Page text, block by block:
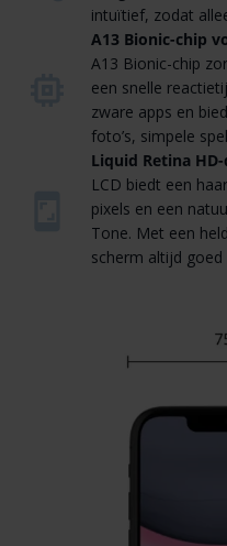
intuïtief, zodat
A13 Bionic-chip
A13 Bionic-chip
een snelle
zware apps en
foto’s, simpele
Liquid Retina
LCD biedt een
pixels en een
Tone. Met een
scherm altijd